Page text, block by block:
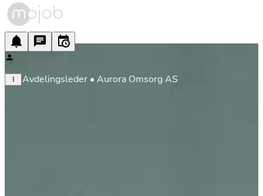
Avdelingsleder • Aurora Omsorg AS